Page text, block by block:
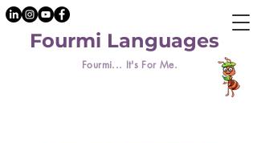
Fourmi... It's For Me.
Fourmi Languages